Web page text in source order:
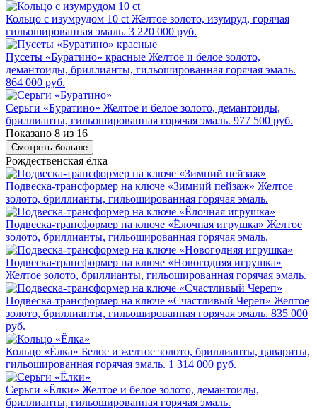
Кольцо с изумрудом 10 ct Желтое золото, изумруд, горячая
гильошированная эмаль. 3 220 000 руб.
Пусеты «Буратино» красные Желтое и белое золото,
демантоиды, бриллианты, гильошированная горячая эмаль.
864 000 руб.
Серьги «Буратино» Желтое и белое золото, демантоиды,
бриллианты, гильошированная горячая эмаль. 977 500 руб.
Показано 8 из 16
Смотреть больше
Рождественская ёлка
Подвеска-трансформер на ключе «Зимний пейзаж» Желтое
золото, бриллианты, гильошированная горячая эмаль.
Подвеска-трансформер на ключе «Ёлочная игрушка» Желтое
золото, бриллианты, гильошированная горячая эмаль.
Подвеска-трансформер на ключе «Новогодняя игрушка»
Желтое золото, бриллианты, гильошированная горячая эмаль.
Подвеска-трансформер на ключе «Счастливый Череп» Желтое
золото, бриллианты, гильошированная горячая эмаль. 835 000
руб.
Кольцо «Ёлка» Белое и желтое золото, бриллианты, цавариты,
гильошированная горячая эмаль. 1 314 000 руб.
Серьги «Ёлки» Желтое и белое золото, демантоиды,
бриллианты, гильошированная горячая эмаль.